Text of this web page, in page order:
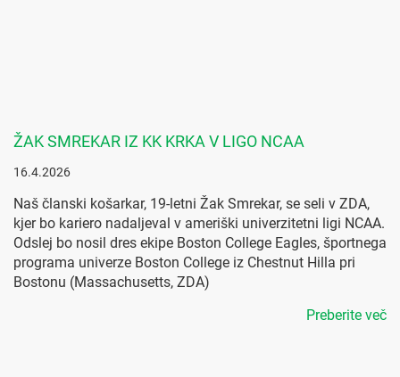
ŽAK SMREKAR IZ KK KRKA V LIGO NCAA
16.4.2026
Naš članski košarkar, 19-letni Žak Smrekar, se seli v ZDA,
kjer bo kariero nadaljeval v ameriški univerzitetni ligi NCAA.
Odslej bo nosil dres ekipe Boston College Eagles, športnega
programa univerze Boston College iz Chestnut Hilla pri
Bostonu (Massachusetts, ZDA)
Preberite več